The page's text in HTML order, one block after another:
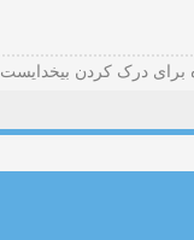
برای درک کردن بیخدایست